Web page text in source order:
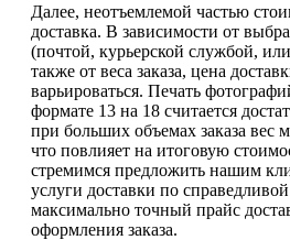
Далее, неотъемлемой частью
доставка. В зависимости от
(почтой, курьерской службой,
также от веса заказа, цена
варьироваться. Печать
формате 13 на 18 считается
при больших объемах заказа вес
что повлияет на итоговую
стремимся предложить нашим
услуги доставки по
максимально точный прайс
оформления заказа.